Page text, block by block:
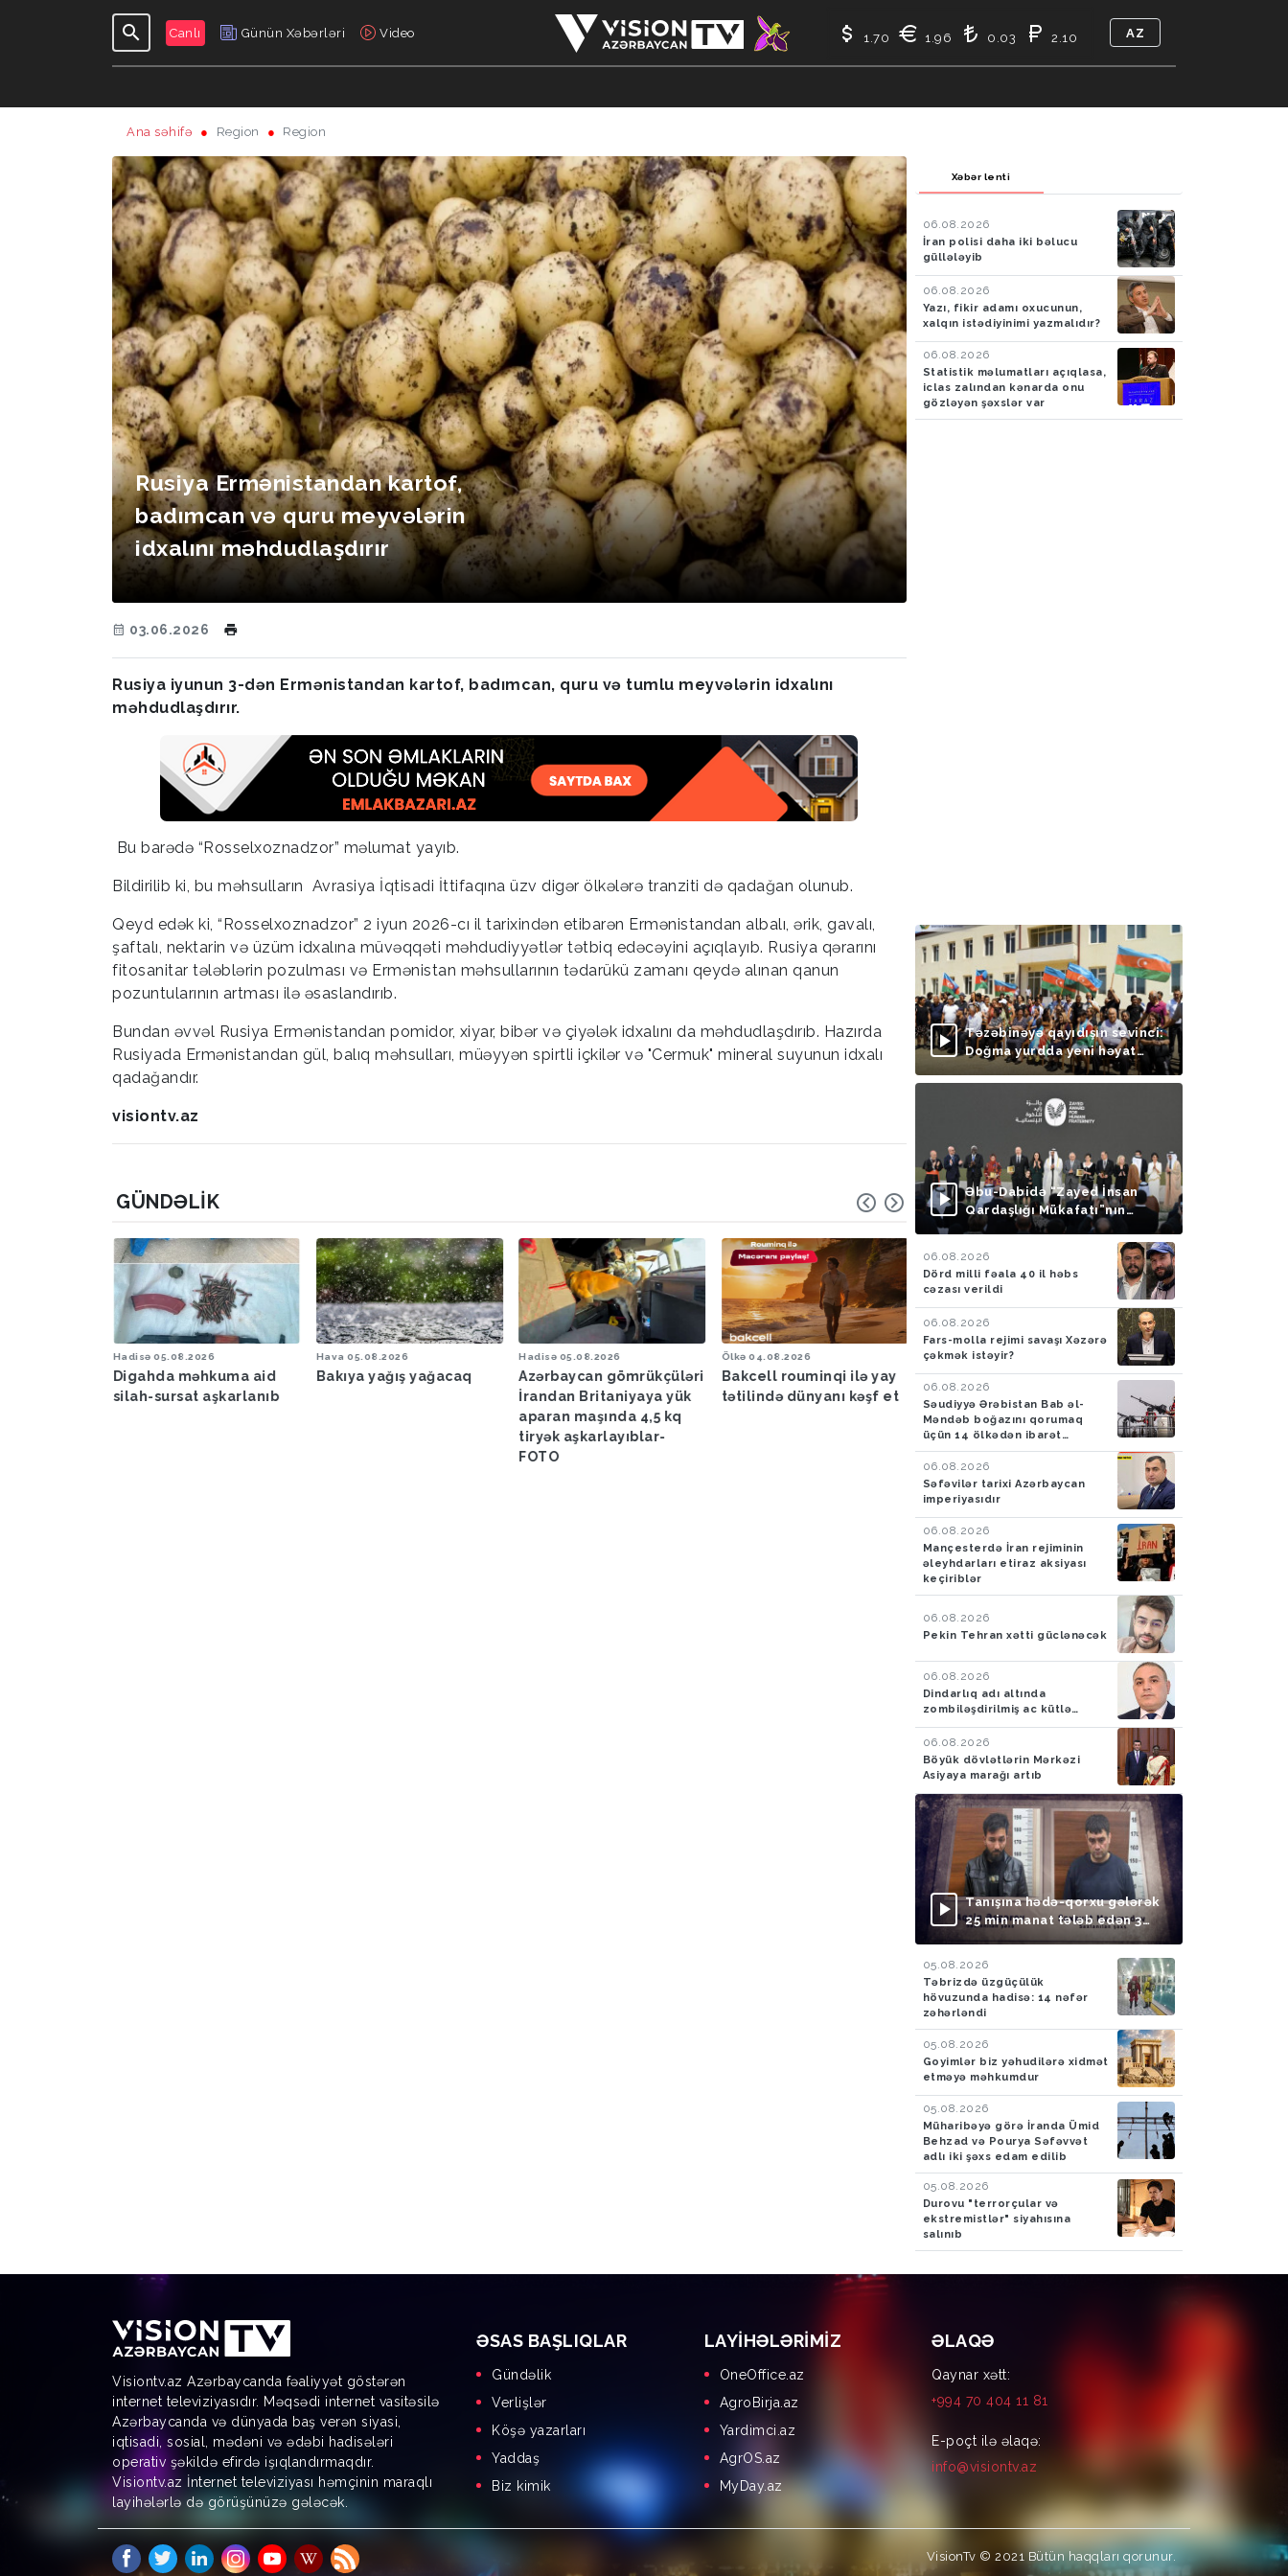
Canlı Günün Xəbərləri Video
GÜNDƏLIK VERILIŞLƏR
1.70 1.96 0.03 2.10 AZ
Ana səhifə Region Region
Rusiya Ermənistandan kartof,
badımcan və quru meyvələrin
idxalını məhdudlaşdırır
03.06.2026
Rusiya iyunun 3-dən Ermənistandan kartof, badımcan, quru və tumlu meyvələrin idxalını
məhdudlaşdırır.
Bu barədə “Rosselxoznadzor” məlumat yayıb.
Bildirilib ki, bu məhsulların Avrasiya İqtisadi İttifaqına üzv digər ölkələrə tranziti də qadağan olunub.
Qeyd edək ki, “Rosselxoznadzor” 2 iyun 2026-cı il tarixindən etibarən Ermənistandan albalı, ərik, gavalı,
şaftalı, nektarin və üzüm idxalına müvəqqəti məhdudiyyətlər tətbiq edəcəyini açıqlayıb. Rusiya qərarını
fitosanitar tələblərin pozulması və Ermənistan məhsullarının tədarükü zamanı qeydə alınan qanun
pozuntularının artması ilə əsaslandırıb.
Bundan əvvəl Rusiya Ermənistandan pomidor, xiyar, bibər və çiyələk idxalını da məhdudlaşdırıb. Hazırda
Rusiyada Ermənistandan gül, balıq məhsulları, müəyyən spirtli içkilər və "Cermuk" mineral suyunun idxalı
qadağandır.
visiontv.az
GÜNDƏLIK
Hadisə 05.08.2026
Digahda məhkuma aid
silah-sursat aşkarlanıb
Hava 05.08.2026
Bakıya yağış yağacaq
Hadisə 05.08.2026
Azərbaycan gömrükçüləri
İrandan Britaniyaya yük
aparan maşında 4,5 kq
tiryək aşkarlayıblar-
FOTO
Ölkə 04.08.2026
Bakcell rouminqi ilə yay
tətilində dünyanı kəşf et
Hadisə 03.08.2026
FHN: Bu il qeyri-çimərlik
nəfərin meyiti tapılıb, 55
nəfər xilas edilib
Hadisə 03.08.2026
Azad edilmiş
ötən ay 788 mina,
PHS aşkarlanıb
Xəbər lenti
06.08.2026
İran polisi daha iki bəlucu
güllələyib
06.08.2026
Yazı, fikir adamı oxucunun,
xalqın istədiyinimi yazmalıdır?
06.08.2026
Statistik məlumatları açıqlasa,
iclas zalından kənarda onu
gözləyən şəxslər var
Təzəbinəyə qayıdışın sevinci:
Doğma yurdda yeni həyat
başlayır
Əbu-Dabidə “Zayed İnsan
Qardaşlığı Mükafatı”nın
təqdimolunma mərasimi
06.08.2026
Dörd milli fəala 40 il həbs
cəzası verildi
06.08.2026
Fars-molla rejimi savaşı Xəzərə
çəkmək istəyir?
06.08.2026
Səudiyyə Ərəbistan Bab əl-
Məndəb boğazını qorumaq
üçün 14 ölkədən ibarət
müdafiə koalisiyası yaradıb
06.08.2026
Səfəvilər tarixi Azərbaycan
imperiyasıdır
06.08.2026
Mançesterdə İran rejiminin
əleyhdarları etiraz aksiyası
keçiriblər
06.08.2026
Pekin Tehran xətti güclənəcək
06.08.2026
Dindarlıq adı altında
zombiləşdirilmiş ac kütlə…
06.08.2026
Böyük dövlətlərin Mərkəzi
Asiyaya marağı artıb
Tanışına hədə-qorxu gələrək
25 min manat tələb edən 3
nəfər saxlanılıb
05.08.2026
Təbrizdə üzgüçülük
hövuzunda hadisə: 14 nəfər
zəhərləndi
05.08.2026
Goyimlər biz yəhudilərə xidmət
etməyə məhkumdur
05.08.2026
Müharibəyə görə İranda Ümid
Behzad və Pourya Səfəvvət
adlı iki şəxs edam edilib
05.08.2026
Durovu "terrorçular və
ekstremistlər" siyahısına
salınıb
Visiontv.az Azərbaycanda fəaliyyət göstərən
internet televiziyasıdır. Məqsədi internet vasitəsilə
Azərbaycanda və dünyada baş verən siyasi,
iqtisadi, sosial, mədəni və ədəbi hadisələri
operativ şəkildə efirdə işıqlandırmaqdır.
Visiontv.az İnternet televiziyası həmçinin maraqlı
layihələrlə də görüşünüzə gələcək.
ƏSAS BAŞLIQLAR
Gündəlik
Verlişlər
Köşə yazarları
Yaddaş
Biz kimik
LAYIHƏLƏRIMIZ
OneOffice.az
AgroBirja.az
Yardimci.az
AgrOS.az
MyDay.az
ƏLAQƏ
Qaynar xətt:
+994 70 404 11 81
E-poçt ilə əlaqə:
info@visiontv.az
VisionTv © 2021 Bütün haqqları qorunur.